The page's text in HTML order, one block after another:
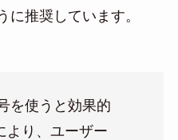
に推奨しています。
を使うと効果的
より、ユーザー